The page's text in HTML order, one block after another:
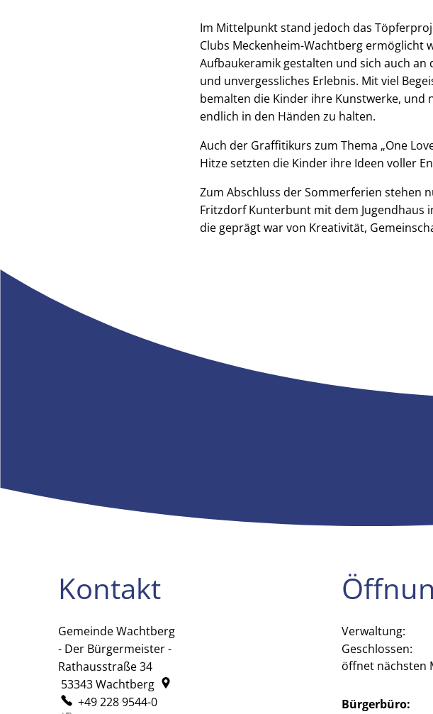
Im Mittelpunkt stand jedoch das
Clubs Meckenheim-Wachtberg ermöglicht
Aufbaukeramik gestalten und sich auch
und unvergessliches Erlebnis. Mit viel
bemalten die Kinder ihre Kunstwerke, und
endlich in den Händen zu halten.
Auch der Graffitikurs zum Thema „One
Hitze setzten die Kinder ihre Ideen voller
Zum Abschluss der Sommerferien stehen
Fritzdorf Kunterbunt mit dem Jugendhaus
die geprägt war von Kreativität,
Kontakt
Gemeinde Wachtberg
- Der Bürgermeister -
Rathausstraße 34
53343Wachtberg
+49 228 9544-0
Verwaltung:
Klicken, um
Geschlossen:
öffnet nächsten
Bürgerbüro: